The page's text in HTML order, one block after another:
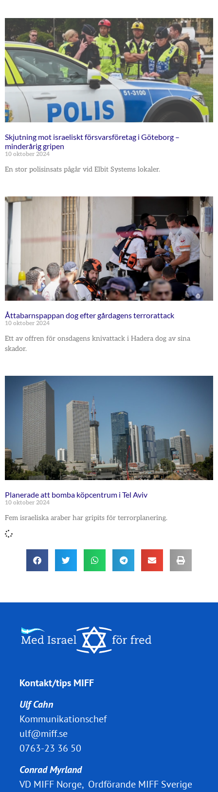
Skjutning mot israeliskt försvarsföretag i Göteborg –
minderårig gripen
10 oktober 2024
En stor polisinsats pågår vid Elbit Systems lokaler.
Åttabarnspappan dog efter gårdagens terrorattack
10 oktober 2024
Ett av offren för onsdagens knivattack i Hadera dog av sina
skador.
Planerade att bomba köpcentrum i Tel Aviv
10 oktober 2024
Fem israeliska araber har gripits för terrorplanering.
Kontakt/tips MIFF
Ulf Cahn
Kommunikationschef
ulf@miff.se
0763-23 36 50
Conrad Myrland
VD MIFF Norge, Ordförande MIFF Sverige